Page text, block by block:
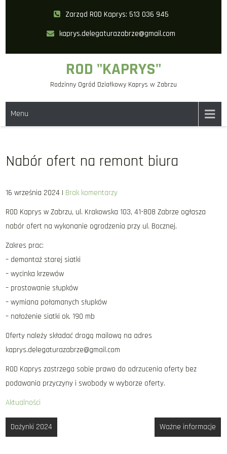
Zarząd ROD Kaprys: 513 036 945
kaprys.delegaturazabrze@gmail.com
ROD "KAPRYS"
Rodzinny Ogród Działkowy Kaprys w Zabrzu
Menu
Nabór ofert na remont biura
16 września 2024 | Brak komentarzy
ROD Kaprys w Zabrzu, ul. Krakowska 103, 41-808 Zabrze ogłasza
nabór ofert na wykonanie ogrodzenia przy ul. Bocznej.
Zakres prac:
– demontaż starej siatki
– wycinka krzewów
– prostowanie słupków
– wymiana połamanych słupków
– nałożenie siatki ok. 190 mb
Oferty należy składać drogą mailową na adres
kaprys.delegaturazabrze@gmail.com
ROD Kaprys zastrzega sobie prawo do odrzucenia oferty bez
podawania przyczyny i swobody w wyborze oferty.
Aktualności
Nawigacja
wpisu
Dożynki 2024 Ważne informacje